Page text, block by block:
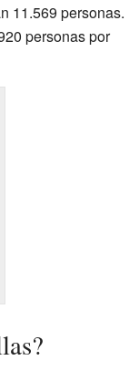
11.569 personas.
personas por